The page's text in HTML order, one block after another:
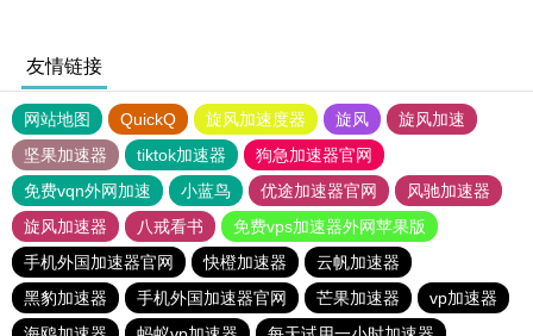
友情链接
网站地图 QuickQ 旋风加速度器 旋风
旋风加速
坚果加速器
tiktok加速器
狗急加速器官网
免费vqn外网加速
小蓝鸟 优途加速器官网
风驰加速器
旋风加速器
八戒看书
免费vps加速器外网苹果版
手机外国加速器官网
快橙加速器
云帆加速器
黑豹加速器
手机外国加速器官网 芒果加速器
vp加速器